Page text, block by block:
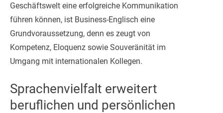
Geschäftswelt eine erfolgreiche Kommunikation
führen können, ist Business-Englisch eine
Grundvoraussetzung, denn es zeugt von
Kompetenz, Eloquenz sowie Souveränität im
Umgang mit internationalen Kollegen.
Sprachenvielfalt erweitert
beruflichen und persönlichen